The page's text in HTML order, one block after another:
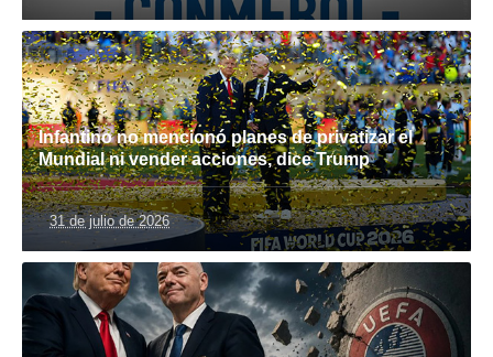
Infantino no mencionó planes de privatizar el
Mundial ni vender acciones, dice Trump
31 de julio de 2026